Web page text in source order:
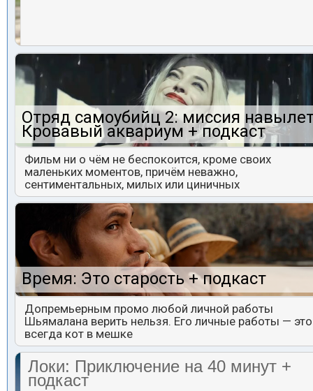
Отряд самоубийц 2: миссия
Кровавый аквариум + подкаст
Фильм ни о чём не беспокоится, кроме своих
маленьких моментов, причём неважно,
сентиментальных, милых или циничных
Время: Это старость + подкаст
Допремьерным промо любой личной работы
Шьямалана верить нельзя. Его личные работы — это
всегда кот в мешке
Локи: Приключение на 40 минут +
подкаст